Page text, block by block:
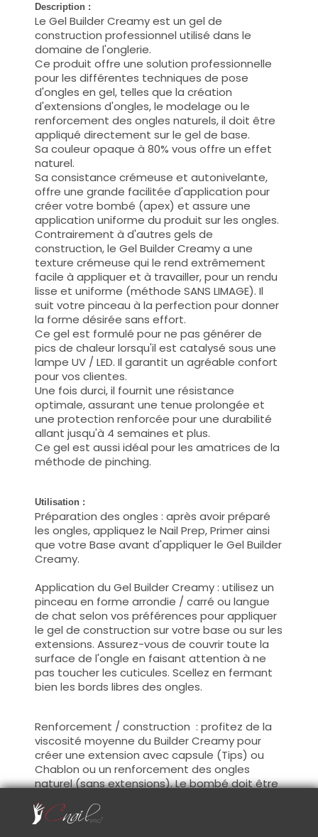
Description :
Le Gel Builder Creamy est un gel de
construction professionnel utilisé dans le
domaine de l'onglerie.
Ce produit offre une solution professionnelle
pour les différentes techniques de pose
d'ongles en gel, telles que la création
d'extensions d'ongles, le modelage ou le
renforcement des ongles naturels, il doit être
appliqué directement sur le gel de base.
Sa couleur opaque à 80% vous offre un effet
naturel.
Sa consistance crémeuse et autonivelante,
offre une grande facilitée d'application pour
créer votre bombé (apex) et assure une
application uniforme du produit sur les ongles.
Contrairement à d'autres gels de
construction, le Gel Builder Creamy a une
texture crémeuse qui le rend extrêmement
facile à appliquer et à travailler, pour un rendu
lisse et uniforme (méthode SANS LIMAGE). Il
suit votre pinceau à la perfection pour donner
la forme désirée sans effort.
Ce gel est formulé pour ne pas générer de
pics de chaleur lorsqu'il est catalysé sous une
lampe UV / LED. Il garantit un agréable confort
pour vos clientes.
Une fois durci, il fournit une résistance
optimale, assurant une tenue prolongée et
une protection renforcée pour une durabilité
allant jusqu'à 4 semaines et plus.
Ce gel est aussi idéal pour les amatrices de la
méthode de pinching.
Utilisation :
Préparation des ongles : après avoir préparé
les ongles, appliquez le Nail Prep, Primer ainsi
que votre Base avant d'appliquer le Gel Builder
Creamy.
Application du Gel Builder Creamy : utilisez un
pinceau en forme arrondie / carré ou langue
de chat selon vos préférences pour appliquer
le gel de construction sur votre base ou sur les
extensions. Assurez-vous de couvrir toute la
surface de l'ongle en faisant attention à ne
pas toucher les cuticules. Scellez en fermant
bien les bords libres des ongles.
Renforcement / construction : profitez de la
viscosité moyenne du Builder Creamy pour
créer une extension avec capsule (Tips) ou
Chablon ou un renforcement des ongles
naturel (sans extensions). Le bombé doit être
des ongles.(zone de stress)